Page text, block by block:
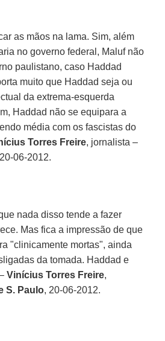
as mãos na lama. Sim, além
no governo federal, Maluf não
paulistano, caso Haddad
muito que Haddad seja ou
da extrema-esquerda
Haddad não se equipara a
média com os fascistas do
Torres Freire, jornalista –
06-2012.
nada disso tende a fazer
Mas fica a impressão de que
"clinicamente mortas", ainda
da tomada. Haddad e
–Vinícius Torres Freire,
S. Paulo, 20-06-2012.